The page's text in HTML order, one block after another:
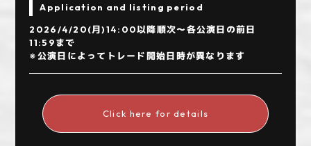
Application and listing period
2026/4/20(月)14:00以降順次〜各公演日の前日
11:59まで
※公演日によってトレード開始日時が異なります
Click here for details